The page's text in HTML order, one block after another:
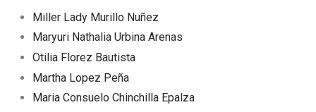
Miller Lady Murillo Nuñez
Maryuri Nathalia Urbina Arenas
Otilia Florez Bautista
Martha Lopez Peña
Maria Consuelo Chinchilla Epalza